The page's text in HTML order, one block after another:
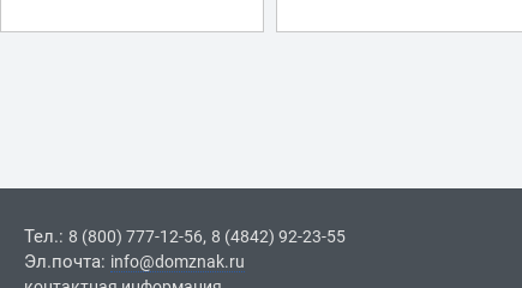
Тел.: 8 (800) 777-12-56, 8 (4842) 92-23-55
Эл.почта: info@domznak.ru